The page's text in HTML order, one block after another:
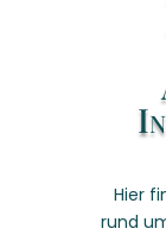
Hier
rund